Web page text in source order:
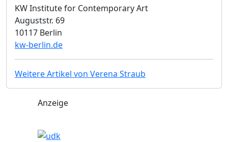
KW Institute for Contemporary Art
Auguststr. 69
10117 Berlin
kw-berlin.de
Weitere Artikel von Verena Straub
Anzeige